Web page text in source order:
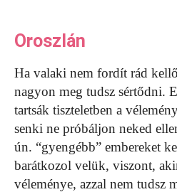
Oroszlán
Ha valaki nem fordít rád
nagyon meg tudsz sértődni.
tartsák tiszteletben a
senki ne próbáljon neked
ún. “gyengébb” embereket
barátkozol velük, viszont,
véleménye, azzal nem tudsz